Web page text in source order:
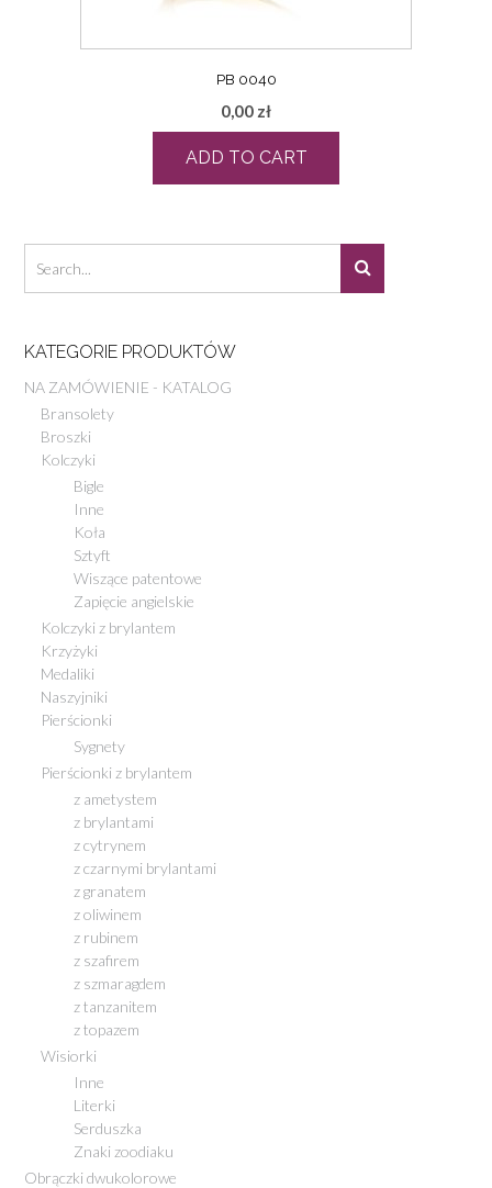
PB 0040
0,00 zł
ADD TO CART
KATEGORIE PRODUKTÓW
NA ZAMÓWIENIE - KATALOG
Bransolety
Broszki
Kolczyki
Bigle
Inne
Koła
Sztyft
Wiszące patentowe
Zapięcie angielskie
Kolczyki z brylantem
Krzyżyki
Medaliki
Naszyjniki
Pierścionki
Sygnety
Pierścionki z brylantem
z ametystem
z brylantami
z cytrynem
z czarnymi brylantami
z granatem
z oliwinem
z rubinem
z szafirem
z szmaragdem
z tanzanitem
z topazem
Wisiorki
Inne
Literki
Serduszka
Znaki zoodiaku
Obrączki dwukolorowe